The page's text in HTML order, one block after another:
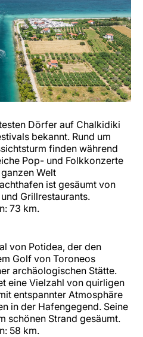
Dörfer auf Chalkidiki
bekannt. Rund um
finden während
Pop- und Folkkonzerte
Welt
ist gesäumt von
Grillrestaurants.
73 km.
von Potidea, der den
Golf von Toroneos
archäologischen Stätte.
eine Vielzahl von quirligen
entspannter Atmosphäre
in der Hafengegend. Seine
schönen Strand gesäumt.
58 km.